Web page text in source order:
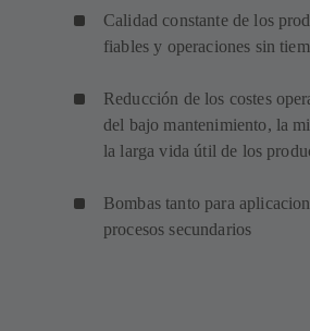
Calidad constante de los
fiables y operaciones sin
Reducción de los costes
del bajo mantenimiento, la
la larga vida útil de los
Bombas tanto para
procesos secundarios